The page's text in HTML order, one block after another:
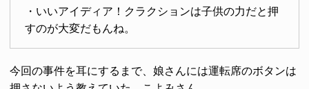
・いいアイディア！クラクションは子供の力だと押
すのが大変だもんね。
今回の事件を耳にするまで、娘さんには運転席のボタンは